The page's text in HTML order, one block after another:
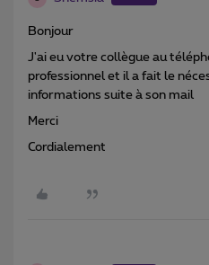
Bonjour
J'ai eu votre collègue au
professionnel et il a fait le
informations suite à son mail
Merci
Cordialement